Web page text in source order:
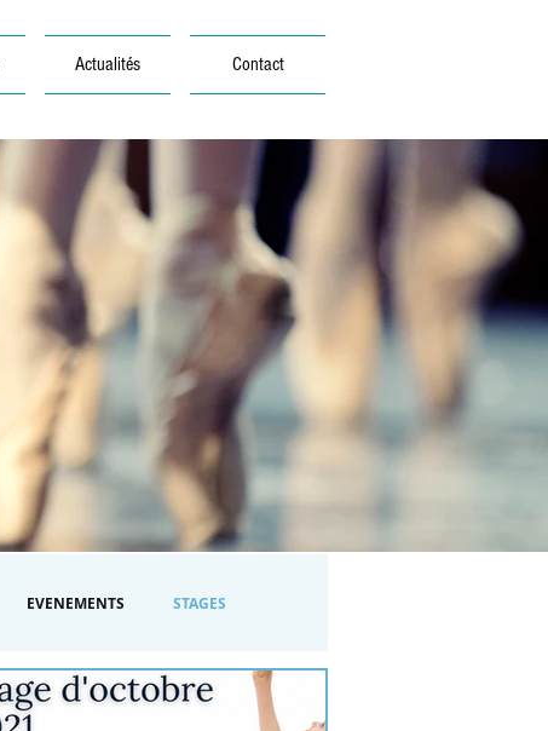
Actualités Contact
EVENEMENTS STAGES